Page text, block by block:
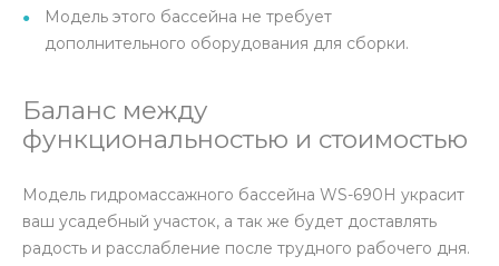
Модель этого бассейна не требует
дополнительного оборудования для сборки.
Баланс между
функциональностью и стоимостью
Модель гидромассажного бассейна WS-690H украсит
ваш усадебный участок, а так же будет доставлять
радость и расслабление после трудного рабочего дня.